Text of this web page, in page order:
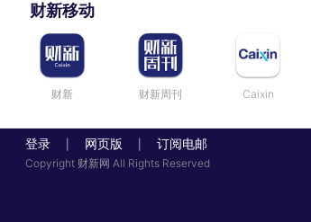
财新移动
财新 财新周刊 Caixin
登录 网页版 订阅电邮
Copyright 财新网 All Rights Reserved